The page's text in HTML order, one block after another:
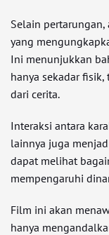
Selain
yang
Ini menunjukkan
hanya sekadar
dari cerita.
Interaksi antara
lainnya juga
dapat melihat
mempengaruhi
Film ini akan
hanya